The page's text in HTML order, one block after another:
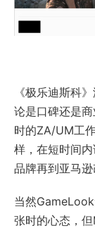
《极乐迪斯科
论是口碑还是
时的ZA/UM工
样，在短时间
品牌再到亚马逊
当然
张时的心态，